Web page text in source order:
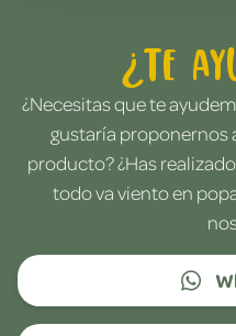
¿Te
¿Necesitas que te
gustaría proponernos
producto? ¿Has
todo va viento en